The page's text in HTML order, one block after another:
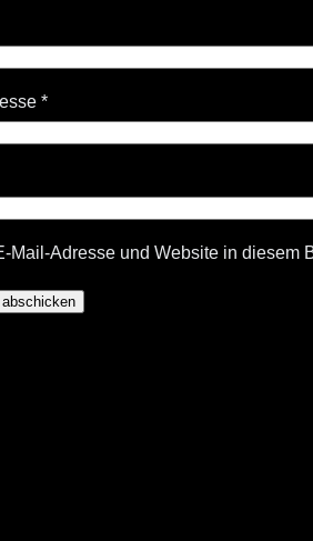
*
Mail-Adresse und Website in diesem